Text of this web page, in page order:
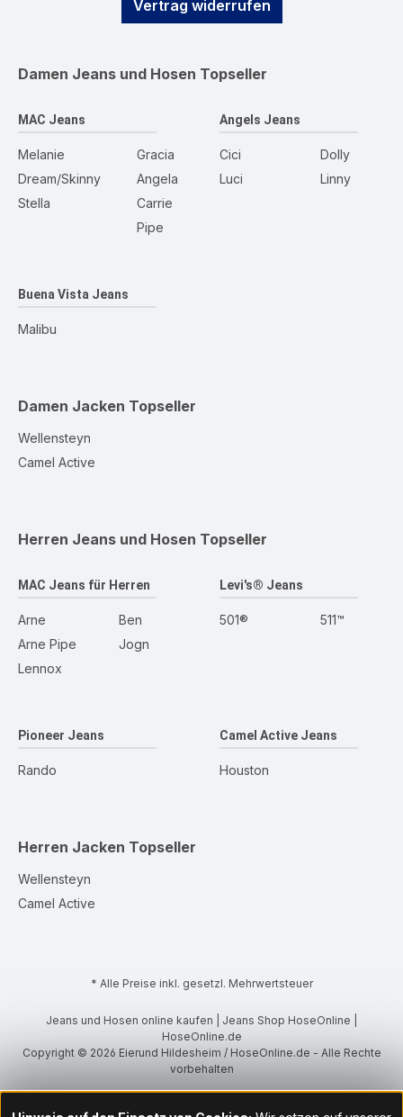
Vertrag widerrufen
Damen Jeans und Hosen Topseller
MAC Jeans
Melanie
Dream/Skinny
Stella
Gracia
Angela
Carrie
Pipe
Angels Jeans
Cici
Luci
Dolly
Linny
Buena Vista Jeans
Malibu
Damen Jacken Topseller
Wellensteyn
Camel Active
Herren Jeans und Hosen Topseller
MAC Jeans für Herren
Arne
Arne Pipe
Lennox
Ben
Jogn
Levi's® Jeans
501® 511™
Pioneer Jeans
Rando
Camel Active Jeans
Houston
Herren Jacken Topseller
Wellensteyn
Camel Active
* Alle Preise inkl. gesetzl. Mehrwertsteuer
Jeans und Hosen online kaufen | Jeans Shop HoseOnline |
HoseOnline.de
Copyright © 2026 Eierund Hildesheim / HoseOnline.de - Alle Rechte
vorbehalten